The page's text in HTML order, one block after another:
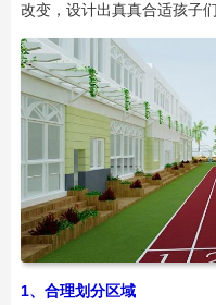
改变，设计出真真合适孩子
1、合理划分区域